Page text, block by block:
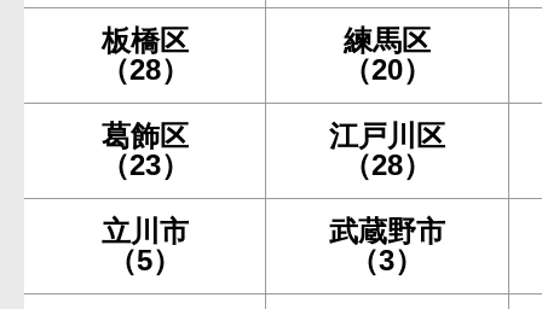
板橋区
（28）
練馬区
（20）
葛飾区
（23）
江戸川区
（28）
立川市
（5）
武蔵野市
（3）